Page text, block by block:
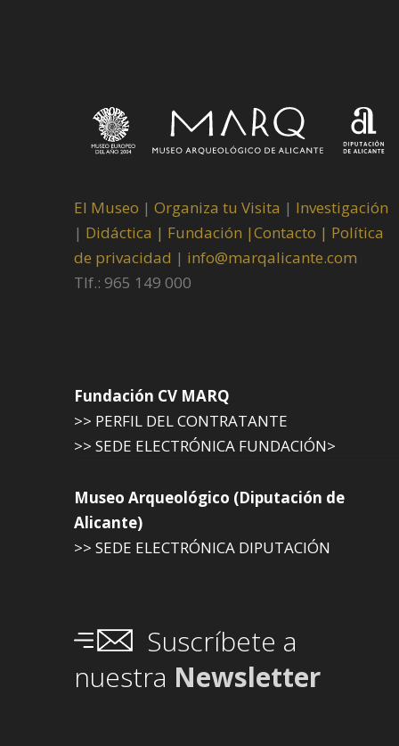
El Museo | Organiza tu Visita | Investigación
| Didáctica | Fundación |Contacto | Política
de privacidad | info@marqalicante.com
Tlf.: 965 149 000
Fundación CV MARQ
>> PERFIL DEL CONTRATANTE
>> SEDE ELECTRÓNICA FUNDACIÓN>
Museo Arqueológico (Diputación de
Alicante)
>> SEDE ELECTRÓNICA DIPUTACIÓN
Suscríbete a
nuestra Newsletter